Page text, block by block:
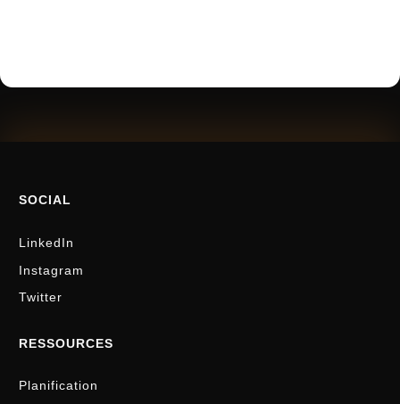
SOCIAL
LinkedIn
Instagram
Twitter
RESSOURCES
Planification